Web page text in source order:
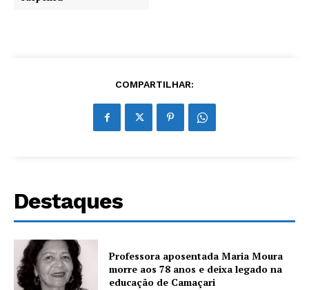
COMPARTILHAR:
Destaques
Professora aposentada Maria Moura
morre aos 78 anos e deixa legado na
educação de Camaçari